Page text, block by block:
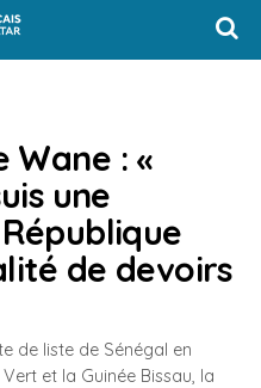
Wane : «
une
de devoirs
de liste de Sénégal en
et la Guinée Bissau, la